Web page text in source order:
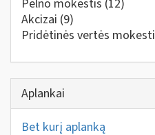
Pelno mokestis (12)
Akcizai (9)
Pridėtinės vertės
Aplankai
Bet kurį aplanką